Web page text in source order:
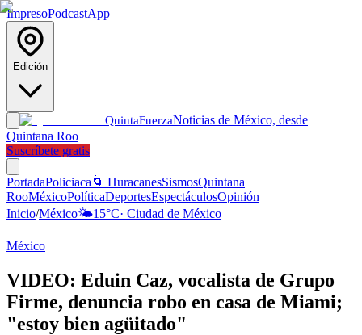
ImpresoPodcastApp
Edición
QuintaFuerzaNoticias de México, desde
Quintana Roo
Suscríbete gratis
PortadaPoliciaca 🌀 HuracanesSismosQuintana
RooMéxicoPolíticaDeportesEspectáculosOpinión
Inicio/México🌤️15°C· Ciudad de México
México
VIDEO: Eduin Caz, vocalista de Grupo
Firme, denuncia robo en casa de Miami;
"estoy bien agüitado"